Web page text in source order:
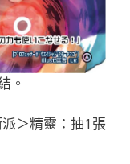
。
＞精靈：抽1張